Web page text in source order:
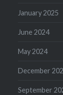
January 2025
June 2024
May 2024
December
September